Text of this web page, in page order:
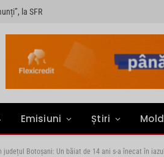
la SFR
Emisiuni Știri
județul Botoșani: Un băiat de 14 ani s-a înecat în